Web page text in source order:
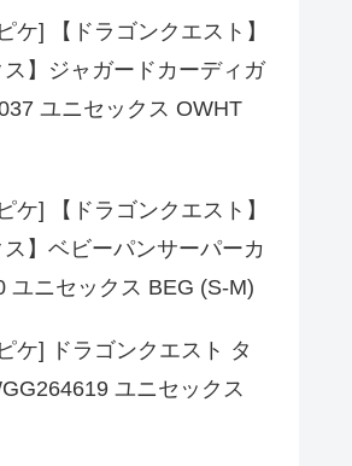
ケ] 【ドラゴンクエスト】
ス】ジャガードカーディガ
ユニセックス OWHT
ケ] 【ドラゴンクエスト】
ス】ベビーパンサーパーカ
ユニセックス BEG (S-M)
ケ] ドラゴンクエスト タ
ユニセックス